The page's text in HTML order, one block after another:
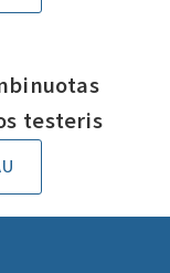
testeris